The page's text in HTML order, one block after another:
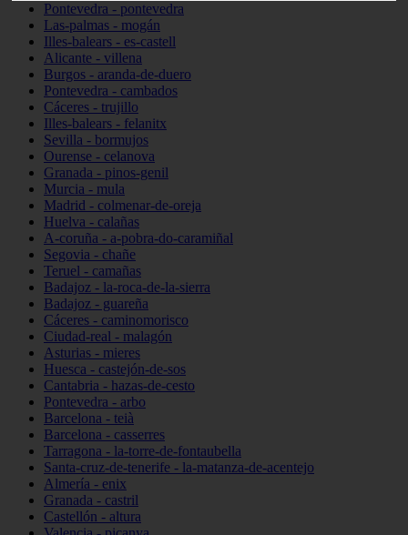
Pontevedra - pontevedra
Las-palmas - mogán
Illes-balears - es-castell
Alicante - villena
Burgos - aranda-de-duero
Pontevedra - cambados
Cáceres - trujillo
Illes-balears - felanitx
Sevilla - bormujos
Ourense - celanova
Granada - pinos-genil
Murcia - mula
Madrid - colmenar-de-oreja
Huelva - calañas
A-coruña - a-pobra-do-caramiñal
Segovia - chañe
Teruel - camañas
Badajoz - la-roca-de-la-sierra
Badajoz - guareña
Cáceres - caminomorisco
Ciudad-real - malagón
Asturias - mieres
Huesca - castejón-de-sos
Cantabria - hazas-de-cesto
Pontevedra - arbo
Barcelona - teià
Barcelona - casserres
Tarragona - la-torre-de-fontaubella
Santa-cruz-de-tenerife - la-matanza-de-acentejo
Almería - enix
Granada - castril
Castellón - altura